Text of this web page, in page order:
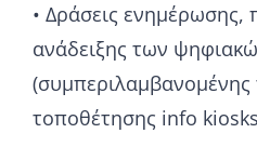
• Δράσεις ενημέρωσης,
ανάδειξης των
(συμπεριλαμβανομένης
τοποθέτησης info